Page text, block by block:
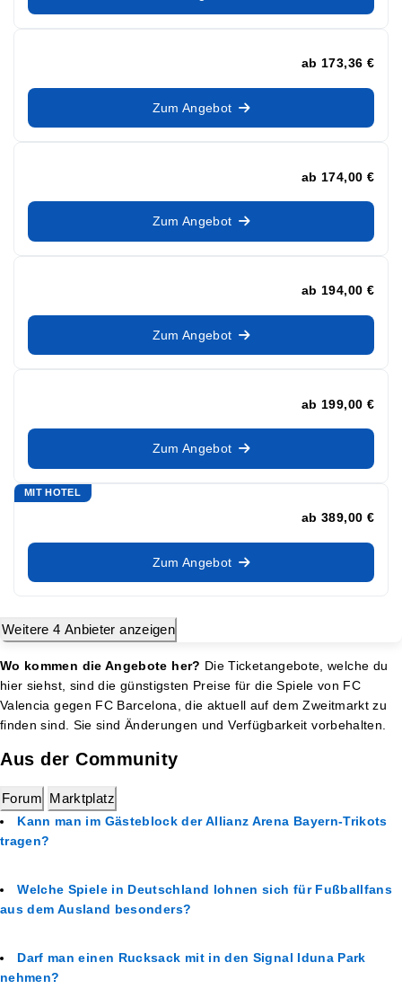
ab 173,36 €
Zum Angebot
ab 174,00 €
Zum Angebot
ab 194,00 €
Zum Angebot
ab 199,00 €
Zum Angebot
MIT HOTEL
ab 389,00 €
Zum Angebot
Weitere 4 Anbieter anzeigen
Wo kommen die Angebote her? Die Ticketangebote, welche du
hier siehst, sind die günstigsten Preise für die Spiele von FC
Valencia gegen FC Barcelona, die aktuell auf dem Zweitmarkt zu
finden sind. Sie sind Änderungen und Verfügbarkeit vorbehalten.
Aus der Community
Forum Marktplatz
Kann man im Gästeblock der Allianz Arena Bayern-Trikots
tragen?
Welche Spiele in Deutschland lohnen sich für Fußballfans
aus dem Ausland besonders?
Darf man einen Rucksack mit in den Signal Iduna Park
nehmen?